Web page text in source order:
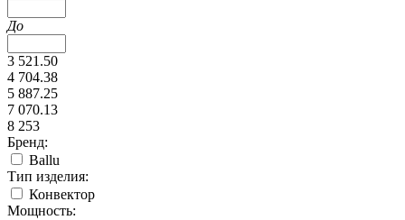
До
3 521.50
4 704.38
5 887.25
7 070.13
8 253
Бренд:
Ballu
Тип изделия:
Конвектор
Мощность: